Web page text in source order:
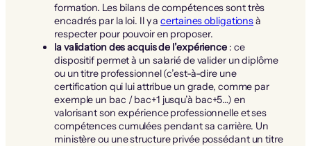
formation. Les bilans de compétences sont très
encadrés par la loi. Il y acertaines obligationsà
respecter pour pouvoir en proposer.
la validation des acquis de l’expérience : ce
dispositif permet à un salarié de valider un diplôme
ou un titre professionnel (c’est-à-dire une
certification qui lui attribue un grade, comme par
exemple un bac / bac+1 jusqu’à bac+5…) en
valorisant son expérience professionnelle et ses
compétences cumulées pendant sa carrière. Un
ministère ou une structure privée possédant un titre